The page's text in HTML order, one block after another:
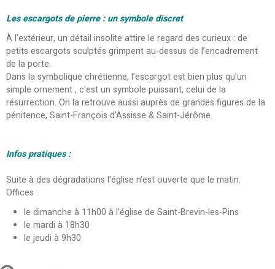
Les escargots de pierre : un symbole discret
À l’extérieur, un détail insolite attire le regard des curieux : de
petits escargots sculptés grimpent au-dessus de l’encadrement
de la porte.
Dans la symbolique chrétienne, l’escargot est bien plus qu’un
simple ornement , c'est un symbole puissant, celui de la
résurrection. On la retrouve aussi auprès de grandes figures de la
pénitence, Saint-François d'Assisse & Saint-Jérôme.
Infos pratiques :
Suite à des dégradations l'église n'est ouverte que le matin.
Offices :
le dimanche à 11h00 à l’église de Saint-Brevin-les-Pins
le mardi à 18h30
le jeudi à 9h30